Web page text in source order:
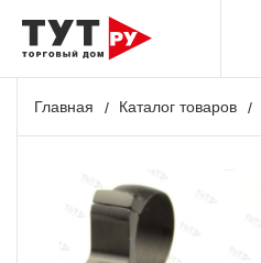
Главная Каталог товаров
+ 425 бонусов